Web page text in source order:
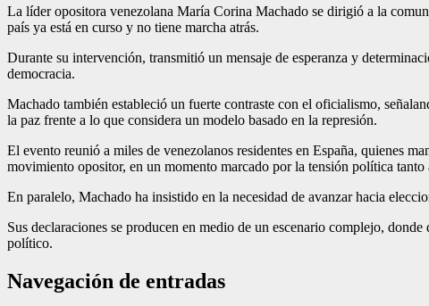
La líder opositora venezolana María Corina Machado se dirigió a la
país ya está en curso y no tiene marcha atrás.
Durante su intervención, transmitió un mensaje de esperanza y
democracia.
Machado también estableció un fuerte contraste con el oficialismo,
la paz frente a lo que considera un modelo basado en la represión.
El evento reunió a miles de venezolanos residentes en España, quienes
movimiento opositor, en un momento marcado por la tensión política
En paralelo, Machado ha insistido en la necesidad de avanzar hacia
Sus declaraciones se producen en medio de un escenario complejo,
político.
Navegación de entradas